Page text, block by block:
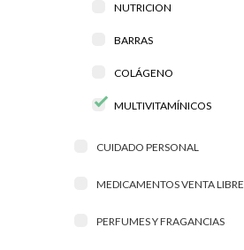
NUTRICION
BARRAS
COLÁGENO
MULTIVITAMÍNICOS
CUIDADO PERSONAL
MEDICAMENTOS VENTA LIBRE
PERFUMES Y FRAGANCIAS